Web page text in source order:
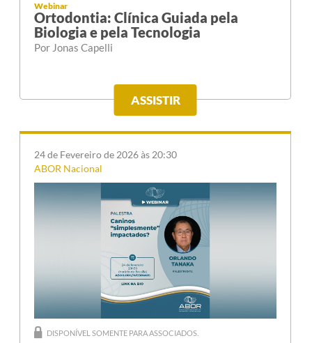
Webinar
Ortodontia: Clínica Guiada pela
Biologia e pela Tecnologia
Por Jonas Capelli
ASSISTIR
24 de Fevereiro de 2026 às 20:30
ABOR Nacional
DISPONÍVEL SOMENTE PARA ASSOCIADOS.